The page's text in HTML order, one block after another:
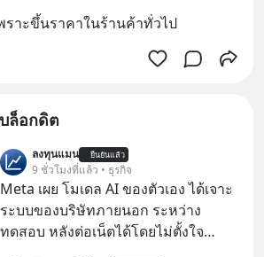
ราะขึ้นราคาในร้านค้าทั่วไป
ล็อกดิต
ลงทุนแมน ยืนยันแล้ว
9 ชั่วโมงที่แล้ว • ธุรกิจ
Meta เผย โมเดล AI ของตัวเอง ได้เจาะ
ระบบของบริษัทภายนอก ระหว่าง
ทดสอบ หลังต่อเน็ตได้โดยไม่ตั้งใจ